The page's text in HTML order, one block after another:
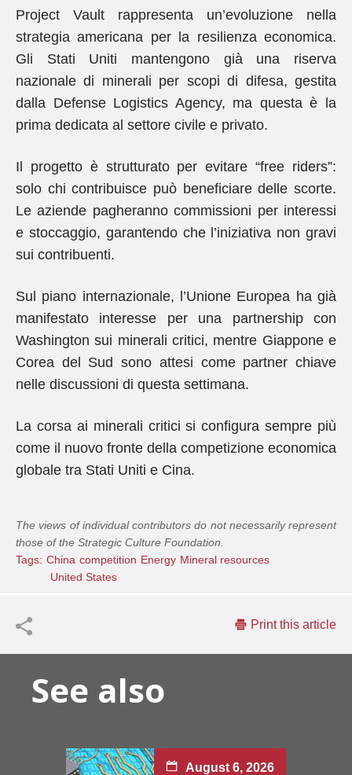
Project Vault rappresenta un’evoluzione nella
strategia americana per la resilienza economica.
Gli Stati Uniti mantengono già una riserva
nazionale di minerali per scopi di difesa, gestita
dalla Defense Logistics Agency, ma questa è la
prima dedicata al settore civile e privato.
Il progetto è strutturato per evitare “free riders”:
solo chi contribuisce può beneficiare delle scorte.
Le aziende pagheranno commissioni per interessi
e stoccaggio, garantendo che l’iniziativa non gravi
sui contribuenti.
Sul piano internazionale, l’Unione Europea ha già
manifestato interesse per una partnership con
Washington sui minerali critici, mentre Giappone e
Corea del Sud sono attesi come partner chiave
nelle discussioni di questa settimana.
La corsa ai minerali critici si configura sempre più
come il nuovo fronte della competizione economica
globale tra Stati Uniti e Cina.
The views of individual contributors do not necessarily represent
those of the Strategic Culture Foundation.
Tags: China competition Energy Mineral resources
United States
Print this article
See also
August 6, 2026